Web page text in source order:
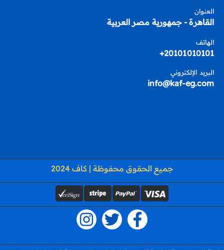
العنوان
القاهرة - جمهورية مصر العربية
الهاتف
20101010101+
البريد الإلكتروني
info@kaf-eg.com
جميع الحقوق محفوظة | كاف 2024